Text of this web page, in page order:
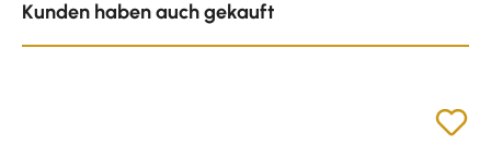
Kunden haben auch gekauft